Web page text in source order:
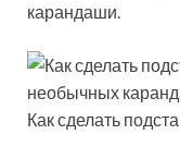
карандаши.
Как сделать